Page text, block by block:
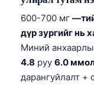
600-700 мг
дүр зургийг нь
Миний
4.8 руу 6.0
дарангуйлалт +
Ślōnskŏ
Norsk